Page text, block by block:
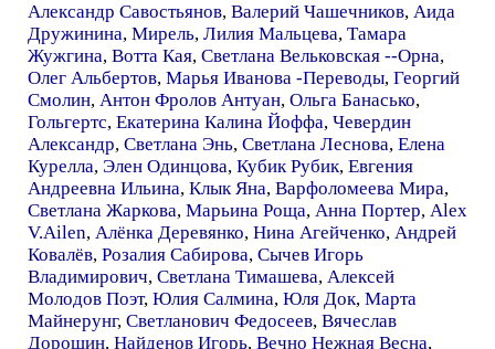
Александр Савостьянов, Валерий Чашечников, Аида
Дружинина, Мирель, Лилия Мальцева, Тамара
Жужгина, Вотта Кая, Светлана Вельковская --Орна,
Олег Альбертов, Марья Иванова -Переводы, Георгий
Смолин, Антон Фролов Антуан, Ольга Банасько,
Гольгертс, Екатерина Калина Йоффа, Чевердин
Александр, Светлана Энь, Светлана Леснова, Елена
Курелла, Элен Одинцова, Кубик Рубик, Евгения
Андреевна Ильина, Клык Яна, Варфоломеева Мира,
Светлана Жаркова, Марьина Роща, Анна Портер, Alex
V.Ailen, Алёнка Деревянко, Нина Агейченко, Андрей
Ковалёв, Розалия Сабирова, Сычев Игорь
Владимирович, Светлана Тимашева, Алексей
Молодов Поэт, Юлия Салмина, Юля Док, Марта
Майнерунг, Светланович Федосеев, Вячеслав
Дорошин, Найденов Игорь, Вечно Нежная Весна,